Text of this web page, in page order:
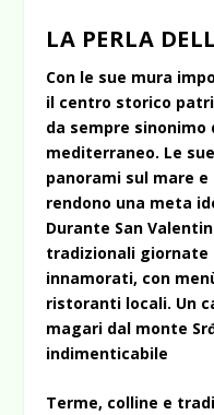
LA PERLA
Con le sue mura
il centro storico
da sempre
mediterraneo. Le
panorami sul mare
rendono una meta
Durante San
tradizionali
innamorati, con
ristoranti locali. Un
magari dal monte
indimenticabile
Terme, colline e